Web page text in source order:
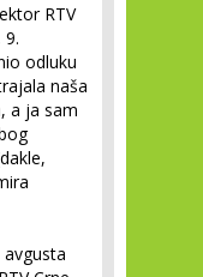
RTV
odluku
naša
a ja sam